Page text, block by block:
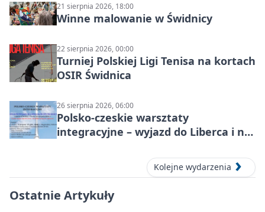
21 sierpnia 2026, 18:00
Winne malowanie w Świdnicy
22 sierpnia 2026, 00:00
Turniej Polskiej Ligi Tenisa na kortach
OSIR Świdnica
26 sierpnia 2026, 06:00
Polsko-czeskie warsztaty
integracyjne – wyjazd do Liberca i na
Kolejne wydarzenia
Ostatnie Artykuły